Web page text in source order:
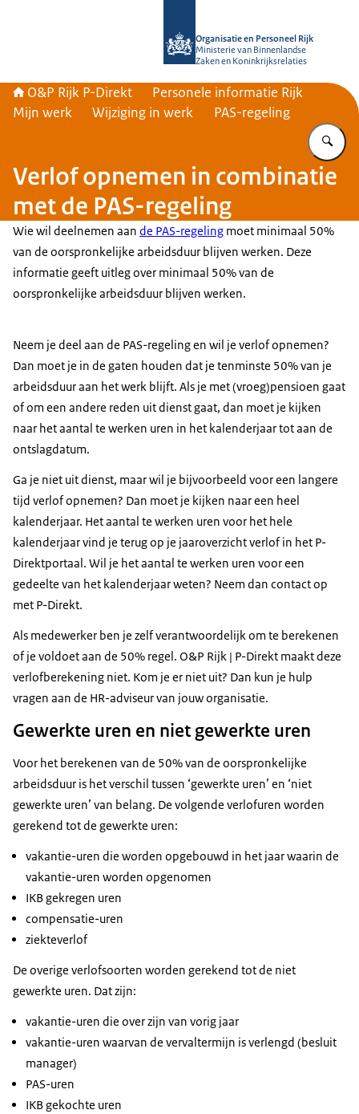
Organisatie en Personeel Rijk
Ministerie van Binnenlandse
Zaken en Koninkrijksrelaties
O&P Rijk P-Direkt
Personele informatie Rijk
Mijn werk
Wijziging in werk PAS-regeling
Verlof opnemen in combinatie
met de PAS-regeling
Wie wil deelnemen aan de PAS-regeling moet minimaal 50%
van de oorspronkelijke arbeidsduur blijven werken. Deze
informatie geeft uitleg over minimaal 50% van de
oorspronkelijke arbeidsduur blijven werken.
Neem je deel aan de PAS-regeling en wil je verlof opnemen?
Dan moet je in de gaten houden dat je tenminste 50% van je
arbeidsduur aan het werk blijft. Als je met (vroeg)pensioen gaat
of om een andere reden uit dienst gaat, dan moet je kijken
naar het aantal te werken uren in het kalenderjaar tot aan de
ontslagdatum.
Ga je niet uit dienst, maar wil je bijvoorbeeld voor een langere
tijd verlof opnemen? Dan moet je kijken naar een heel
kalenderjaar. Het aantal te werken uren voor het hele
kalenderjaar vind je terug op je jaaroverzicht verlof in het P-
Direktportaal. Wil je het aantal te werken uren voor een
gedeelte van het kalenderjaar weten? Neem dan contact op
met P-Direkt.
Als medewerker ben je zelf verantwoordelijk om te berekenen
of je voldoet aan de 50% regel. O&P Rijk | P-Direkt maakt deze
verlofberekening niet. Kom je er niet uit? Dan kun je hulp
vragen aan de HR-adviseur van jouw organisatie.
Gewerkte uren en niet gewerkte uren
Voor het berekenen van de 50% van de oorspronkelijke
arbeidsduur is het verschil tussen ‘gewerkte uren’ en ‘niet
gewerkte uren’ van belang. De volgende verlofuren worden
gerekend tot de gewerkte uren:
vakantie-uren die worden opgebouwd in het jaar waarin de
vakantie-uren worden opgenomen
IKB gekregen uren
compensatie-uren
ziekteverlof
De overige verlofsoorten worden gerekend tot de niet
gewerkte uren. Dat zijn:
vakantie-uren die over zijn van vorig jaar
vakantie-uren waarvan de vervaltermijn is verlengd (besluit
manager)
PAS-uren
IKB gekochte uren